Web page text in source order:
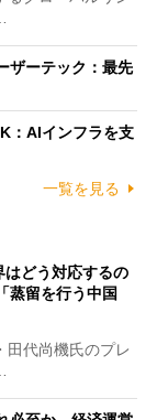
ザーテック：最先
：AIインフラを支
一覧を見る
どう対応するの
留を行う中国
代尚機氏のプレ